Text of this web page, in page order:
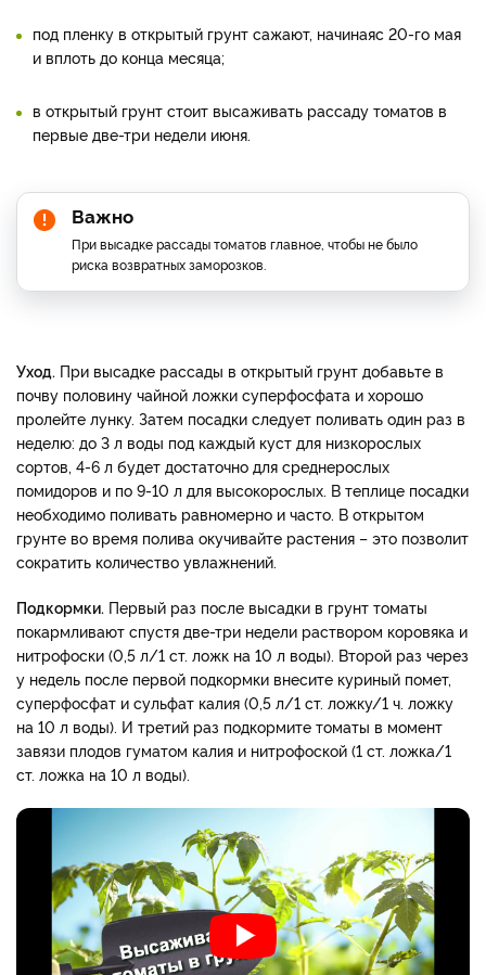
под пленку в открытый грунт сажают, начинаяс 20-го мая
и вплоть до конца месяца;
в открытый грунт стоит высаживать рассаду томатов в
первые две-три недели июня.
Важно
При высадке рассады томатов главное, чтобы не было
риска возвратных заморозков.
Уход. При высадке рассады в открытый грунт добавьте в
почву половину чайной ложки суперфосфата и хорошо
пролейте лунку. Затем посадки следует поливать один раз в
неделю: до 3 л воды под каждый куст для низкорослых
сортов, 4-6 л будет достаточно для среднерослых
помидоров и по 9-10 л для высокорослых. В теплице посадки
необходимо поливать равномерно и часто. В открытом
грунте во время полива окучивайте растения – это позволит
сократить количество увлажнений.
Подкормки. Первый раз после высадки в грунт томаты
покармливают спустя две-три недели раствором коровяка и
нитрофоски (0,5 л/1 ст. ложк на 10 л воды). Второй раз через
у недель после первой подкормки внесите куриный помет,
суперфосфат и сульфат калия (0,5 л/1 ст. ложку/1 ч. ложку
на 10 л воды). И третий раз подкормите томаты в момент
завязи плодов гуматом калия и нитрофоской (1 ст. ложка/1
ст. ложка на 10 л воды).